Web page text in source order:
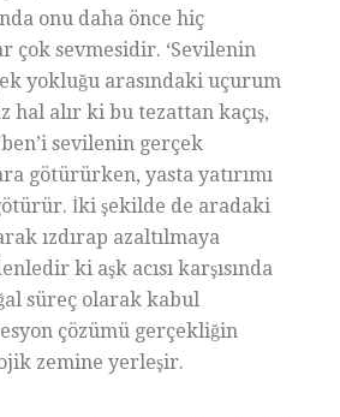
onu daha önce hiç
çok sevmesidir. ‘Sevilenin
yokluğu arasındaki uçurum
hal alır ki bu tezattan kaçış,
sevilenin gerçek
götürürken, yasta yatırımı
İki şekilde de aradaki
ızdırap azaltılmaya
ki aşk acısı karşısında
süreç olarak kabul
çözümü gerçekliğin
zemine yerleşir.